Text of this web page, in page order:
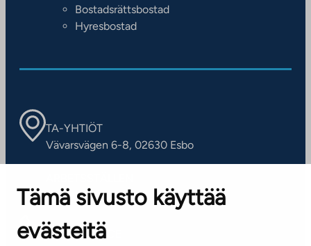
Tämä sivusto käyttää
evästeitä
Bostadsrättsbostad
Hyresbostad
TA-YHTIÖT
Vävarsvägen 6-8, 02630 Esbo
Kontaktinformation
KUNDSERVICE